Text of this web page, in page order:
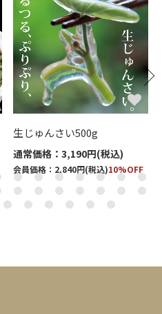
生じゅんさい500g
通常価格：3,190円(税込)
会員価格：2,840円(税込)10%OFF